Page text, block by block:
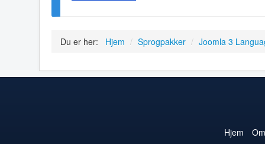
Du er her: Hjem / Sprogpakker / Joomla 3
Hjem Om